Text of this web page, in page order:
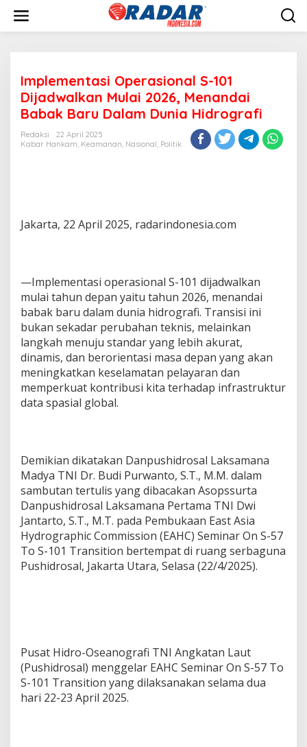
w
Implementasi Operasional S-101
Dijadwalkan Mulai 2026, Menandai
Babak Baru Dalam Dunia Hidrografi
Redaksi
22 April 2025
Kabar Hankam, Keamanan, Nasional, Politik
Jakarta, 22 April 2025, radarindonesia.com
—Implementasi operasional S-101 dijadwalkan
mulai tahun depan yaitu tahun 2026, menandai
babak baru dalam dunia hidrografi. Transisi ini
bukan sekadar perubahan teknis, melainkan
langkah menuju standar yang lebih akurat,
dinamis, dan berorientasi masa depan yang akan
meningkatkan keselamatan pelayaran dan
memperkuat kontribusi kita terhadap infrastruktur
data spasial global.
Demikian dikatakan Danpushidrosal Laksamana
Madya TNI Dr. Budi Purwanto, S.T., M.M. dalam
sambutan tertulis yang dibacakan Asopssurta
Danpushidrosal Laksamana Pertama TNI Dwi
Jantarto, S.T., M.T. pada Pembukaan East Asia
Hydrographic Commission (EAHC) Seminar On S-57
To S-101 Transition bertempat di ruang serbaguna
Pushidrosal, Jakarta Utara, Selasa (22/4/2025).
Pusat Hidro-Oseanografi TNI Angkatan Laut
(Pushidrosal) menggelar EAHC Seminar On S-57 To
S-101 Transition yang dilaksanakan selama dua
hari 22-23 April 2025.